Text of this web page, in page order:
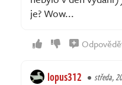
je? Wow...
lopus312 středa,